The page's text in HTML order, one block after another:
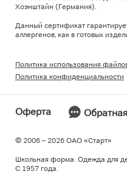
© 2006 – 2026 ОAO «Старт»
Школьная форма. Одежда для
С 1957 года.
Оферта
Хоэнштайн (Германия).
Данный сертификат
аллергенов, как в готовых
Политика использования
Политика конфиденциальности